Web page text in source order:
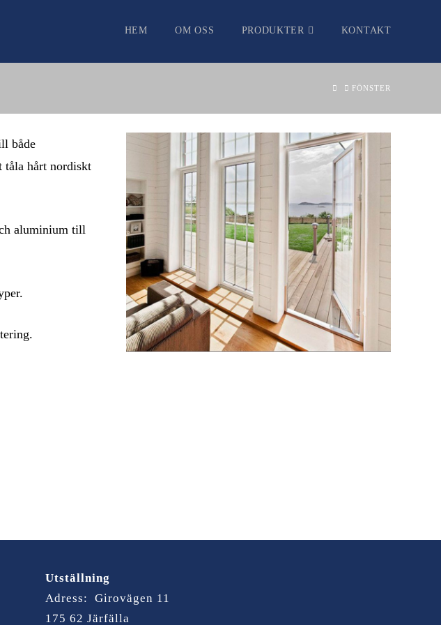
HEM OM OSS PRODUKTER KONTAKT
HOMEFÖNSTER
både
tåla hårt nordiskt
aluminium till
Utställning
Adress: Girovägen 11
175 62 Järfälla